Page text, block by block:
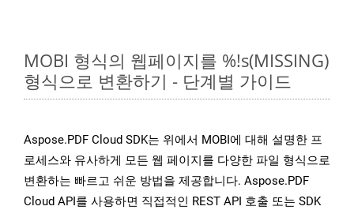
MOBI 형식의 웹페이지를 %!s(MISSING)
형식으로 변환하기 - 단계별 가이드
Aspose.PDF Cloud SDK는 위에서 MOBI에 대해 설명한 프
로세스와 유사하게 모든 웹 페이지를 다양한 파일 형식으로
변환하는 빠르고 쉬운 방법을 제공합니다. Aspose.PDF
Cloud API를 사용하면 직접적인 REST API 호출 또는 SDK